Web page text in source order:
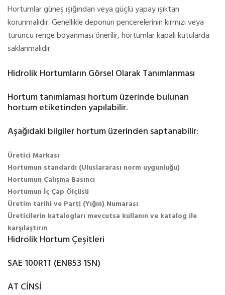
Hortumlar güneş ışığından veya güçlü yapay ışıktan
korunmalıdır. Genellikle deponun pencerelerinin kırmızı veya
turuncu renge boyanması önerilir, hortumlar kapalı kutularda
saklanmalıdır.
Hidrolik Hortumların Görsel Olarak Tanımlanması
Hortum tanımlaması hortum üzerinde bulunan
hortum etiketinden yapılabilir.
Aşağıdaki bilgiler hortum üzerinden saptanabilir:
Üretici Markası
Hortumun standardı (Uluslararası norm uygunluğu)
Hortumun Çalışma Basıncı
Hortumun İç Çap Ölçüsü
Üretim tarihi ve Parti (Yığın) Numarası
Üreticilerin katalogları mevcutsa kullanın ve katalog ile
karşılaştırın.
Hidrolik Hortum Çeşitleri
SAE 100R1T (EN853 1SN)
AT CİNSİ